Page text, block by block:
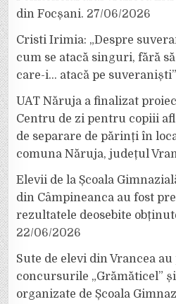
din Focșani. 27/06/2026
Cristi Irimia: „Despre
cum se atacă singuri, fără
care-i… atacă pe
UAT Năruja a finalizat
Centru de zi pentru copiii
de separare de părinți în
comuna Năruja, județul
Elevii de la Școala
din Câmpineanca au fost
rezultatele deosebite
22/06/2026
Sute de elevi din Vrancea
concursurile „Grămăticel” și
organizate de Școala